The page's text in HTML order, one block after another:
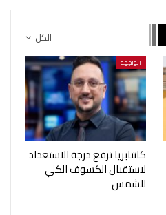
الكل
الواجهة
كانتابريا ترفع درجة الاستعداد
لاستقبال الكسوف الكلي
للشمس